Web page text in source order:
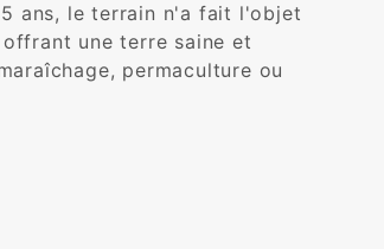
ans, le terrain n'a fait l'objet
une terre saine et
permaculture ou